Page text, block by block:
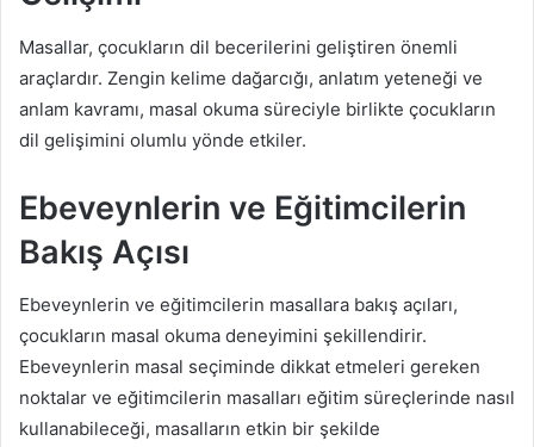
Masallar, çocukların dil becerilerini geliştiren önemli
araçlardır. Zengin kelime dağarcığı, anlatım yeteneği ve
anlam kavramı, masal okuma süreciyle birlikte çocukların
dil gelişimini olumlu yönde etkiler.
Ebeveynlerin ve Eğitimcilerin
Bakış Açısı
Ebeveynlerin ve eğitimcilerin masallara bakış açıları,
çocukların masal okuma deneyimini şekillendirir.
Ebeveynlerin masal seçiminde dikkat etmeleri gereken
noktalar ve eğitimcilerin masalları eğitim süreçlerinde nasıl
kullanabileceği, masalların etkin bir şekilde